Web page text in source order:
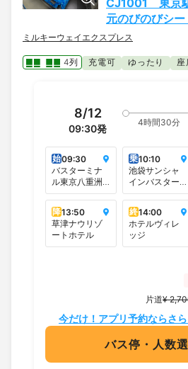
CJ1001 東京
元のびのびシー
ミルキーウェイエクスプレス
4列 充電可 ゆったり 座
8/12
09:30発
4時間30分
始09:30
バスターミナ
ル東京八重洲
地下A＜東京駅
ムヤエスタワ
ー B1F＞
乗10:10
池袋サンシャ
インバスター
ミナル
降13:50
草津ナウリゾ
ートホテル
終14:00
ホテルヴィレ
ッジ
片道¥
今だけ！アプリ予約ならさ
バス停・人数